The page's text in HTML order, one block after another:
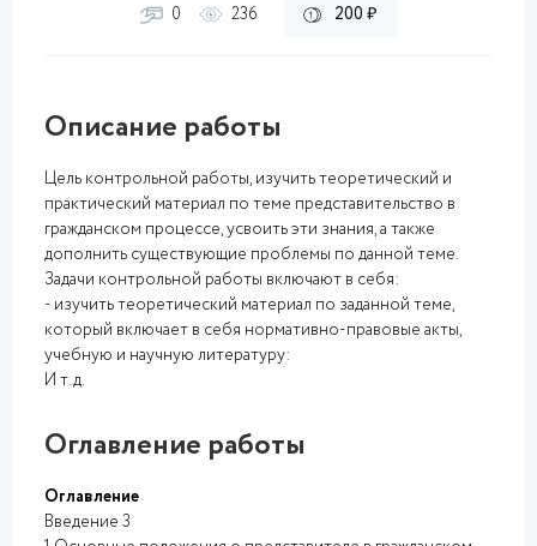
0 236 200 ₽
Описание работы
Цель контрольной работы, изучить теоретический и
практический материал по теме представительство в
гражданском процессе, усвоить эти знания, а также
дополнить существующие проблемы по данной теме.
Задачи контрольной работы включают в себя:
- изучить теоретический материал по заданной теме,
который включает в себя нормативно-правовые акты,
учебную и научную литературу:
И т.д.
Оглавление работы
Оглавление
Введение 3